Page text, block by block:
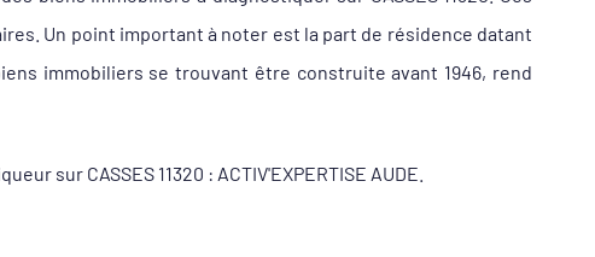
Un point important à noter est la part de résidence datant
immobiliers se trouvant être construite avant 1946, rend
sur CASSES 11320 : ACTIV'EXPERTISE AUDE.